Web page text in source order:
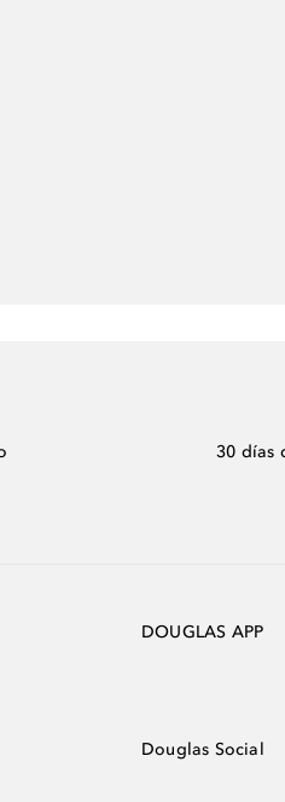
30 días
DOUGLAS APP
Douglas Social